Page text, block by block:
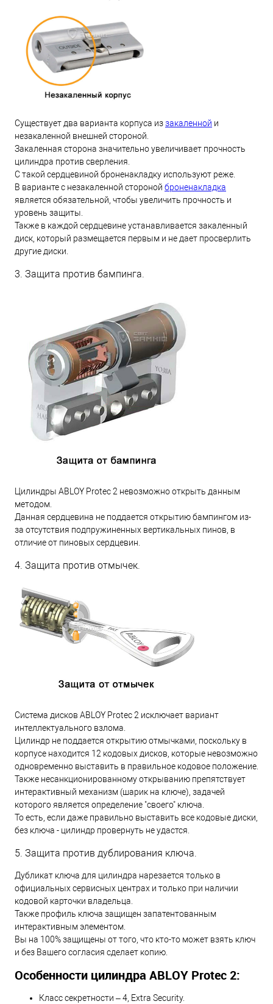
Существует два варианта корпуса иззакаленной и
незакаленной внешней стороной.
Закаленная сторона значительно увеличивает прочность
цилиндра против сверления.
С такой сердцевиной броненакладку используют реже.
В варианте с незакаленной стороной броненакладка
является обязательной, чтобы увеличить прочность и
уровень защиты.
Также в каждой сердцевине устанавливается закаленный
диск, который размещается первым и не дает просверлить
другие диски.
3. Защита против бампинга.
Цилиндры ABLOY Protec 2 невозможно открыть данным
методом.
Данная сердцевина не поддается открытию бампингом из-
за отсутствия подпружиненных вертикальных пинов, в
отличие от пиновых сердцевин.
4. Защита против отмычек.
Система дисков ABLOY Protec 2 исключает вариант
интеллектуального взлома.
Цилиндр не поддается открытию отмычками, поскольку в
корпусе находится 12 кодовых дисков, которые невозможно
одновременно выставить в правильное кодовое положение.
Также несанкционированному открыванию препятствует
интерактивный механизм (шарик на ключе), задачей
которого является определение "своего" ключа.
То есть, если даже правильно выставить все кодовые диски,
без ключа - цилиндр провернуть не удастся.
5. Защита против дублирования ключа.
Дубликат ключа для цилиндра нарезается только в
официальных сервисных центрах и только при наличии
кодовой карточки владельца.
Также профиль ключа защищен запатентованным
интерактивным элементом.
Вы на 100% защищены от того, что кто-то может взять ключ
и без Вашего согласия сделает копию.
Особенности цилиндра ABLOY Protec 2:
Класс секретности – 4, Extra Security.